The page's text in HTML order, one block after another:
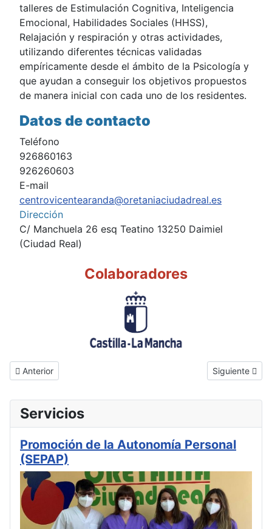
talleres de Estimulación Cognitiva, Inteligencia
Emocional, Habilidades Sociales (HHSS),
Relajación y respiración y otras actividades,
utilizando diferentes técnicas validadas
empíricamente desde el ámbito de la Psicología y
que ayudan a conseguir los objetivos propuestos
de manera inicial con cada uno de los residentes.
Datos de contacto
Teléfono
926860163
926260603
E-mail
centrovicentearanda@oretaniaciudadreal.es
Dirección
C/ Manchuela 26 esq Teatino 13250 Daimiel
(Ciudad Real)
Colaboradores
Artículo anterior: Promoción de la Autonomía Personal (SEPAP)
Anterior Artículo
Siguiente
Servicios
Promoción de la Autonomía Personal
(SEPAP)